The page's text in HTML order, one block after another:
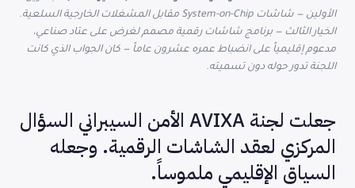
الأولين — شاشات System-on-Chip مقابل المشغلات الخارجية السلعية.
الخيار الثالث — برنامج شاشات رقمية مصمم لغرض على عتاد صناعي،
مدعوم إقليمياً على انضباط عمره عشرون عاماً — كان الجواب الذي كانت
اللجنة تدور حوله دون تسميته.
جعلت لجنة AVIXA الأمن السيبراني السؤال
المركزي لعقد الشاشات الرقمية. وجعله
السياق الإقليمي ملموساً.